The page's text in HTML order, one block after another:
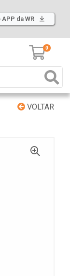
APP da WR
0
VOLTAR